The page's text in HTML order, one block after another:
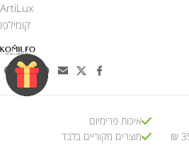
ArtiLux
קומילפו
איכות פרימיום
מוצרים מקוריים בלבד